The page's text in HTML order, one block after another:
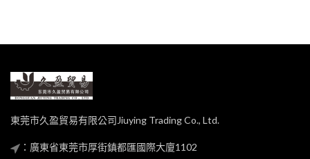
東莞市久盈貿易有限公司Jiuying Trading Co., Ltd.
：廣東省東莞市厚街鎮都匯國際大廈1102